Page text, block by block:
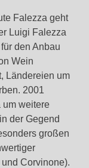
Falezza geht
Luigi Falezza
den Anbau
Wein
Ländereien um
2001
um weitere
der Gegend
großen
Corvinone).